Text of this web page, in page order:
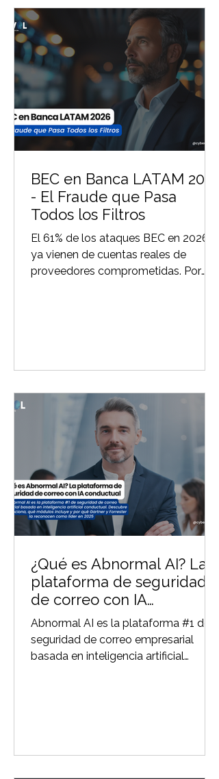
BEC en Banca LATAM 2026
- El Fraude que Pasa
Todos los Filtros
El 61% de los ataques BEC en 2026
ya vienen de cuentas reales de
proveedores comprometidas. Por
¿Qué es Abnormal AI? La
plataforma de seguridad
de correo con IA
conductual
Abnormal AI es la plataforma #1 de
seguridad de correo empresarial
basada en inteligencia artificial
con Abnormal AI en LATAM